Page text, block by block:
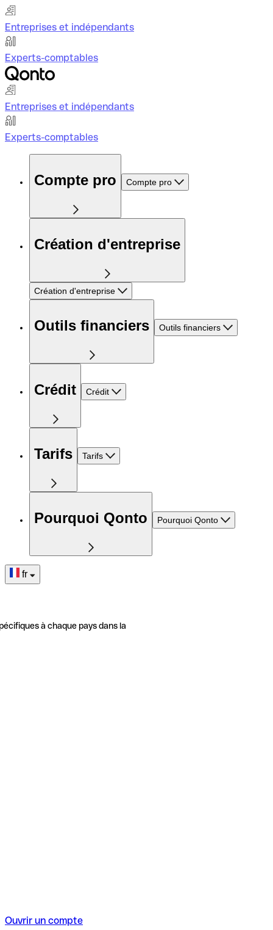
Entreprises et indépendants
Experts-comptables
Entreprises et indépendants
Experts-comptables
Compte pro Compte pro
Création d'entreprise
Création d'entreprise
Outils financiers Outils financiers
Crédit Crédit
Tarifs Tarifs
Pourquoi Qonto Pourquoi Qonto
fr
à chaque pays dans la
Ouvrir un compte